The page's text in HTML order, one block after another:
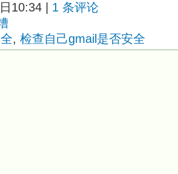
10:34 | 1 条评论
, 检查自己gmail是否安全